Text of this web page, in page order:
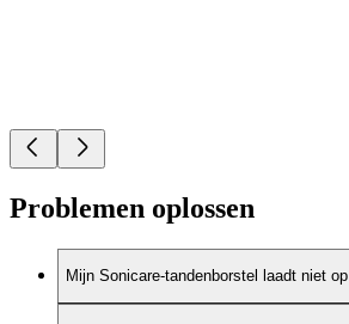
Problemen oplossen
Mijn Sonicare-tandenborstel laadt niet op